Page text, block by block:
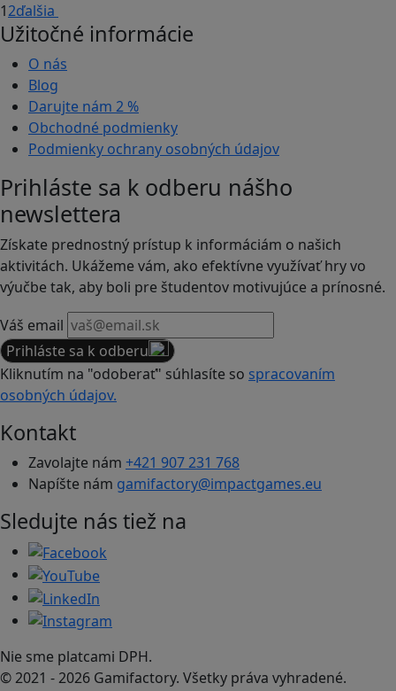
12ďalšia
Užitočné informácie
O nás
Blog
Darujte nám 2 %
Obchodné podmienky
Podmienky ochrany osobných údajov
Prihláste sa k odberu nášho
newslettera
Získate prednostný prístup k informáciám o našich
aktivitách. Ukážeme vám, ako efektívne využívať hry vo
výučbe tak, aby boli pre študentov motivujúce a prínosné.
Váš email
Prihláste sa k odberu
Kliknutím na "odoberať" súhlasíte so spracovaním
osobných údajov.
Kontakt
Zavolajte nám +421 907 231 768
Napíšte nám gamifactory@impactgames.eu
Sledujte nás tiež na
Nie sme platcami DPH.
© 2021 - 2026 Gamifactory. Všetky práva vyhradené.